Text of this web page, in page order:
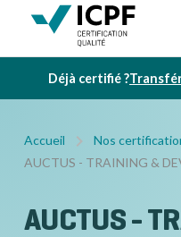
Déjà certifié ?
Accueil Nos
AUCTUS - TRAINING &
AUCTUS -